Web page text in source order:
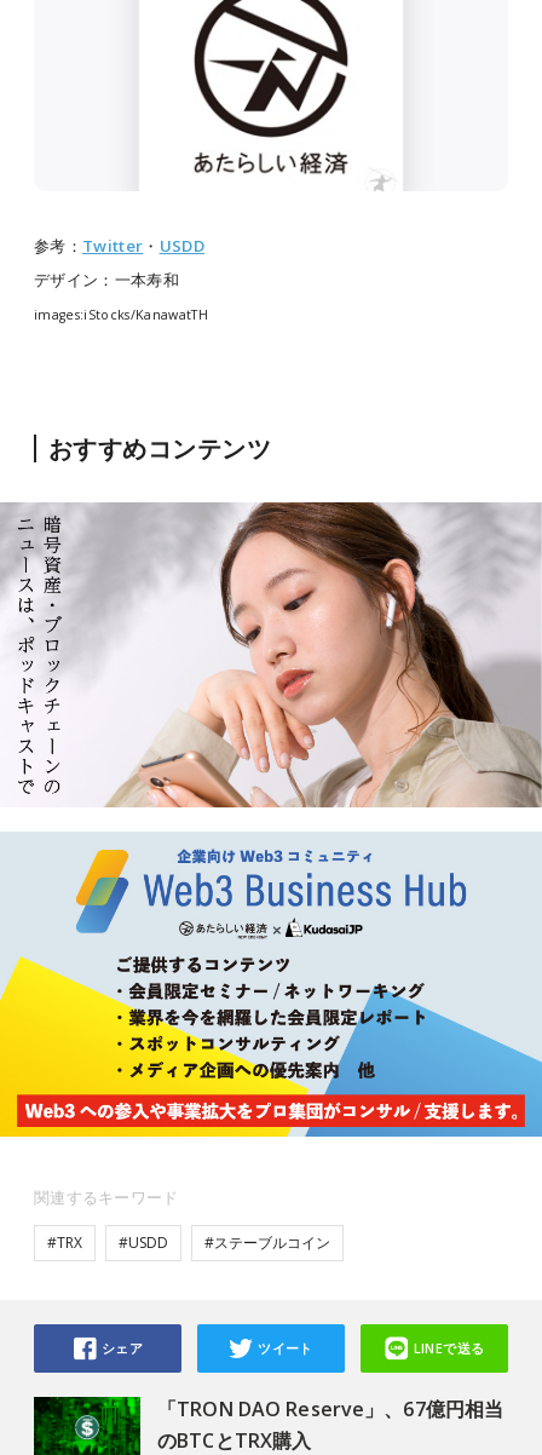
参考： Twitter ・ USDD
デザイン：一本寿和
images:iStocks/KanawatTH
おすすめコンテンツ
関連するキーワード
#TRX #USDD #ステーブルコイン
「TRON DAO Reserve」、67億円相当
のBTCとTRX購入
シェア ツイート LINEで送る